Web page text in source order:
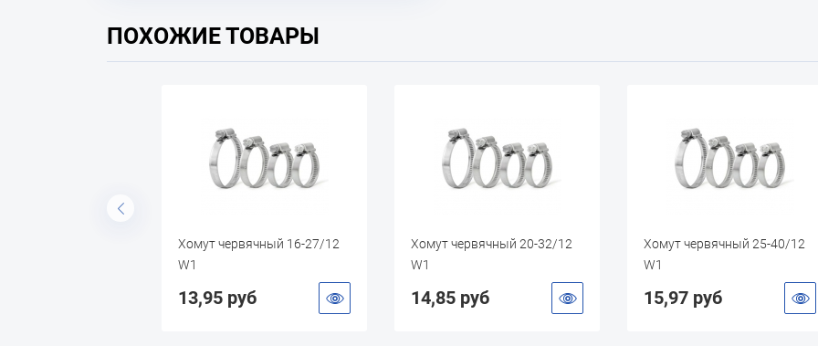
ПОХОЖИЕ ТОВАРЫ
Хомут червячный 16-27/12
Хомут червячный 20-32/12
14,85 руб
Хомут червячный 25-40/12
15,97 руб
Хомут
16,93 руб